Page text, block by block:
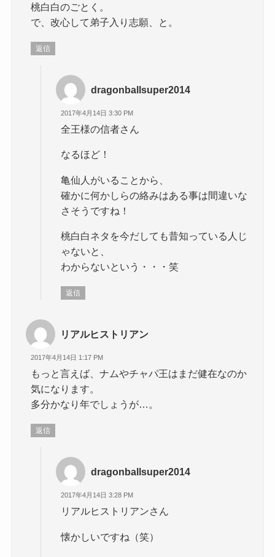
桃白白のごとく。
で、改心して弟子入り志願、と。
返信
dragonballsuper2014
2017年4月14日 3:30 PM
全王様の信者さん
なるほど！
亀仙人がいることから、
確かに何かしらの絡みはある事は間違いな
さそうですね！
桃白白ネタを今だしても昔知っている人じ
ゃないと、
わからないという・・・笑
返信
リアルヒストリアン
2017年4月14日 1:17 PM
もっと言えば、ナムやチャパ王はまだ健在なのか
気になります。
多分かなり年でしょうが…。
返信
dragonballsuper2014
2017年4月14日 3:28 PM
リアルヒストリアンさん
懐かしいですね（笑）